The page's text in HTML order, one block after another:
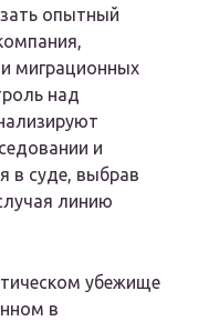
опытный
миграционных
над
и
в суде, выбрав
линию
убежище
в